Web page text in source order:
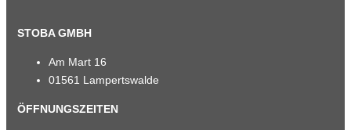
STOBA GMBH
Am Mart 16
01561 Lampertswalde
ÖFFNUNGSZEITEN